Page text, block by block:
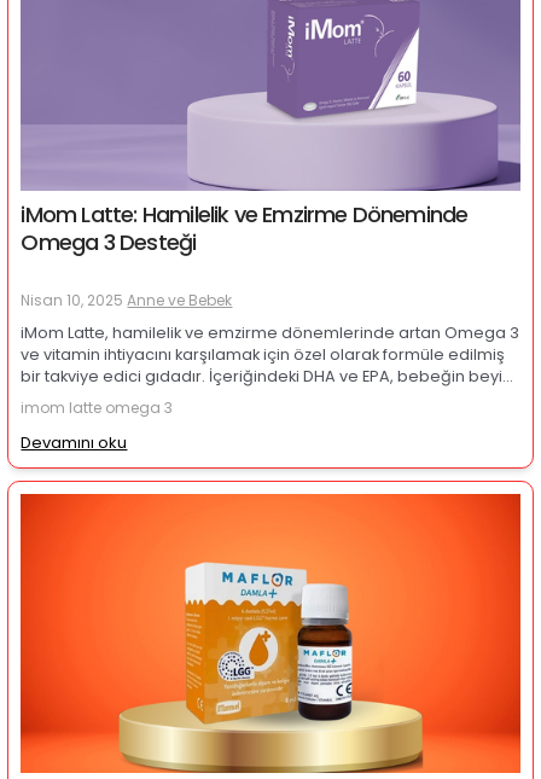
iMom Latte: Hamilelik ve Emzirme Döneminde
Omega 3 Desteği
Nisan 10, 2025 Anne ve Bebek
iMom Latte, hamilelik ve emzirme dönemlerinde artan Omega 3
ve vitamin ihtiyacını karşılamak için özel olarak formüle edilmiş
bir takviye edici gıdadır. İçeriğindeki DHA ve EPA, bebeğin beyin
ve göz gelişimini desteklerken annelerin de artan besin
ihtiyacına katkı sunar. Folik asit, demir, çinko ve diğer vitamin-
mineral bileşenleriyle zenginleşen iMom Latte, enerji düzeyini
korumaya yardımcı olur ve bağışıklık sistemini destekler.
imom latte omega 3
Devamını oku